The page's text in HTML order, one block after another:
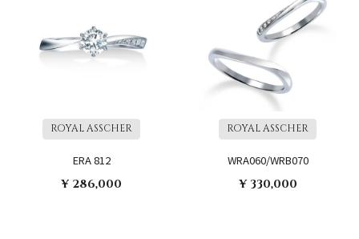
ROYAL ASSCHER
ERA 812
¥ 286,000
ROYAL ASSCHER
WRA060/WRB070
¥ 330,000